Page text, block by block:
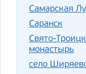
Самарская
Саранск
Свято-
монастырь
село